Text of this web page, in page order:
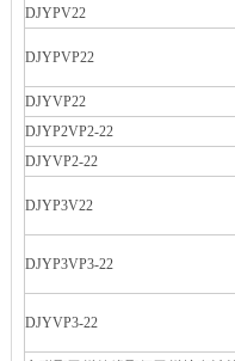
DJYPV22
DJYPVP22
DJYVP22
DJYP2VP2-22
DJYVP2-22
DJYP3V22
DJYP3VP3-22
DJYVP3-22